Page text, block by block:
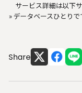
システムサポート胡
SNS公式アカウント
English
サービス詳細は以下
» データベースひとり
Share